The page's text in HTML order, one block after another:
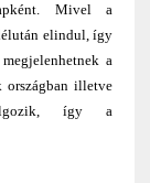
Mivel a
elindul, így
a
országban illetve
így a